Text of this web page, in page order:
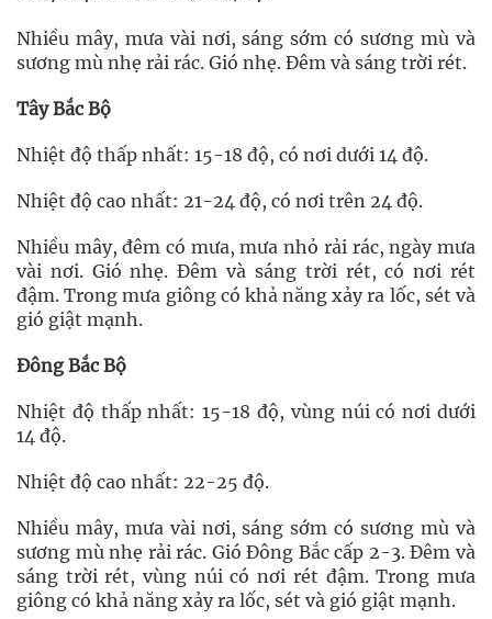
Nhiều mây, mưa vài nơi, sáng sớm có sương mù và
sương mù nhẹ rải rác. Gió nhẹ. Đêm và sáng trời rét.
Tây Bắc Bộ
Nhiệt độ thấp nhất: 15-18 độ, có nơi dưới 14 độ.
Nhiệt độ cao nhất: 21-24 độ, có nơi trên 24 độ.
Nhiều mây, đêm có mưa, mưa nhỏ rải rác, ngày mưa
vài nơi. Gió nhẹ. Đêm và sáng trời rét, có nơi rét
đậm. Trong mưa giông có khả năng xảy ra lốc, sét và
gió giật mạnh.
Đông Bắc Bộ
Nhiệt độ thấp nhất: 15-18 độ, vùng núi có nơi dưới
14 độ.
Nhiệt độ cao nhất: 22-25 độ.
Nhiều mây, mưa vài nơi, sáng sớm có sương mù và
sương mù nhẹ rải rác. Gió Đông Bắc cấp 2-3. Đêm và
sáng trời rét, vùng núi có nơi rét đậm. Trong mưa
giông có khả năng xảy ra lốc, sét và gió giật mạnh.